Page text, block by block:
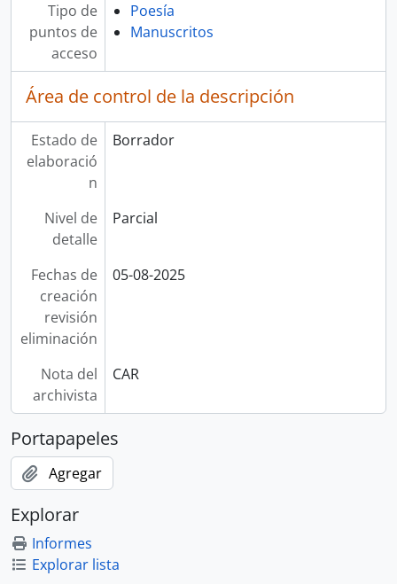
Tipo de
puntos de
acceso
Poesía
Manuscritos
Área de control de la descripción
Estado de
elaboració
n
Borrador
Nivel de
detalle
Parcial
Fechas de
creación
revisión
eliminación
05-08-2025
Nota del
archivista
CAR
Portapapeles
Agregar
Explorar
Informes
Explorar lista